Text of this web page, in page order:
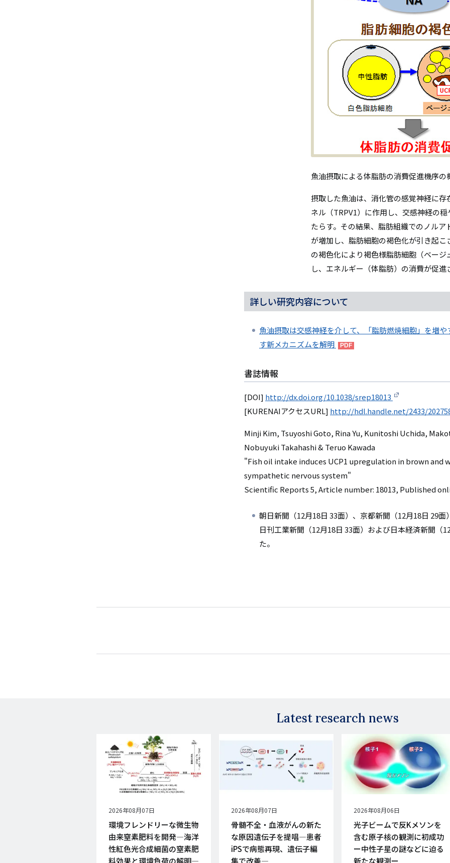
魚油摂取による体脂肪の消費促進機序の
摂取した魚油は、消化管の感覚神経に存
ネル（TRPV1）に作用し、交感神経の
たらす。その結果、脂肪組織でのノルア
が増加し、脂肪細胞の褐色化が引き起こ
の褐色化により褐色様脂肪細胞（ベージ
し、エネルギー（体脂肪）の消費が促進
詳しい研究内容について
魚油摂取は交感神経を介して、「脂肪燃焼細胞」を増
す新メカニズムを解明
書誌情報
[DOI] http://dx.doi.org/10.1038/srep18013
[KURENAIアクセスURL] http://hdl.handle.net/2433/
Minji Kim, Tsuyoshi Goto, Rina Yu, Kunitoshi Uchida,
Nobuyuki Takahashi & Teruo Kawada
"Fish oil intake induces UCP1 upregulation in brown and
sympathetic nervous system"
Scientific Reports 5, Article number: 18013, Published
朝日新聞（12月18日 33面）、京都新聞（12月18日 29
日刊工業新聞（12月18日 33面）および日本経済新聞（
た。
Latest research news
公
開
日
2026年08月07日
環境フレンドリーな微生物
由来窒素肥料を開発―海洋
性紅色光合成細菌の窒素肥
料効果と環境負荷の解明―
公
開
日
2026年08月07日
骨髄不全・血液がんの新た
な原因遺伝子を提唱―患者
iPSで病態再現、遺伝子編
集で改善―
公
開
日
2026年08月06日
光子ビームで反Kメソンを
含む原子核の観測に初成功
ー中性子星の謎などに迫る
新たな観測ー